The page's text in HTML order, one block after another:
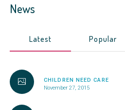
News
Latest Popular
CHILDREN NEED CARE
November 27, 2015